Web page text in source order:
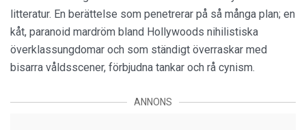
litteratur. En berättelse som penetrerar på så många plan; en
kåt, paranoid mardröm bland Hollywoods nihilistiska
överklassungdomar och som ständigt överraskar med
bisarra våldsscener, förbjudna tankar och rå cynism.
ANNONS